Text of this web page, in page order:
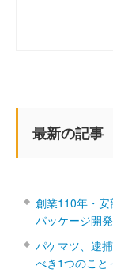
最新の記事
創業110年・安
パッケージ開
パケマツ、逮
べき1つのこと